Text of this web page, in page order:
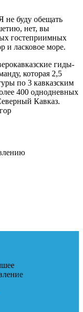
не буду обещать
нет, вы
гостеприимных
и ласковое море.
гиды-
которая 2,5
по 3 кавказским
400 однодневных
Кавказ.